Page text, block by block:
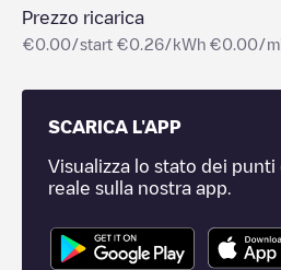
Prezzo ricarica
€0.00/start €0.26/kWh €0.00/
SCARICA L'APP
Visualizza lo stato dei
reale sulla nostra app.